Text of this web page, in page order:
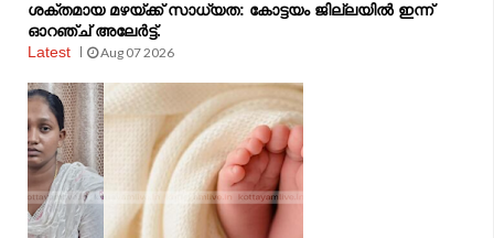
ശക്തമായ മഴയ്ക്ക് സാധ്യത: കോട്ടയം ജില്ലയിൽ ഇന്ന്
ഓറഞ്ച് അലേർട്ട്.
Latest
Aug 07 2026